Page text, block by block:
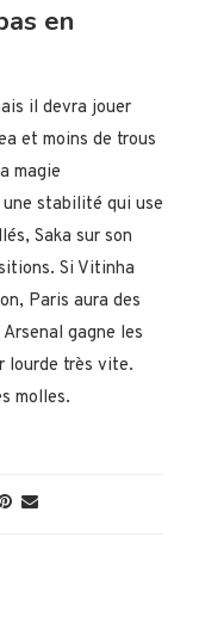
en
il devra jouer
et moins de trous
magie
une stabilité qui use
Saka sur son
Si Vitinha
Paris aura des
gagne les
lourde très vite.
molles.